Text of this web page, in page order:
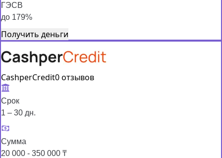
ГЭСВ
до 179%
Получить деньги
CashperCredit0 отзывов
Срок
1 – 30 дн.
Сумма
20 000 - 350 000 ₸